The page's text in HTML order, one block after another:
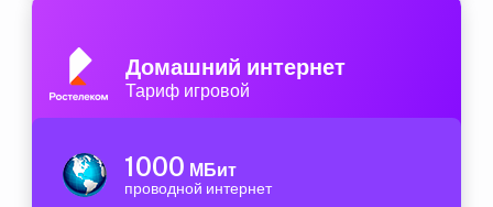
Домашний интернет
Тариф игровой
1000 МБит
проводной интернет